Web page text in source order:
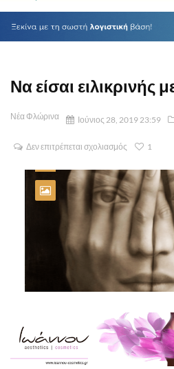
Να είσαι ειλικρινής
Νέα Φλώρινα Ιούνιος 28, 2019 23:59
Δεν επιτρέπεται σχολιασμός 1